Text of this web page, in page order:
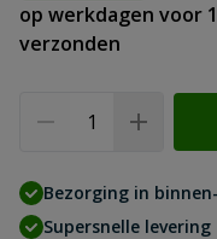
op werkdagen voor
verzonden
Bezorging in
Supersnelle levering